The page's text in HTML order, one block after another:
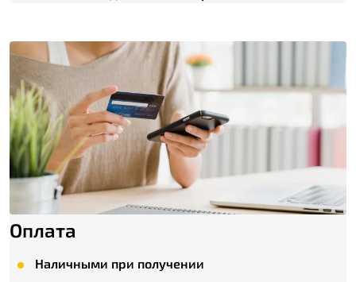
Оплата
Наличными при получении